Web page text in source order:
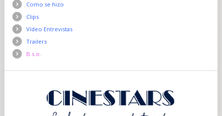
Como se hizo
Clips
Vídeo Entrevistas
Trailers
B.s.o.